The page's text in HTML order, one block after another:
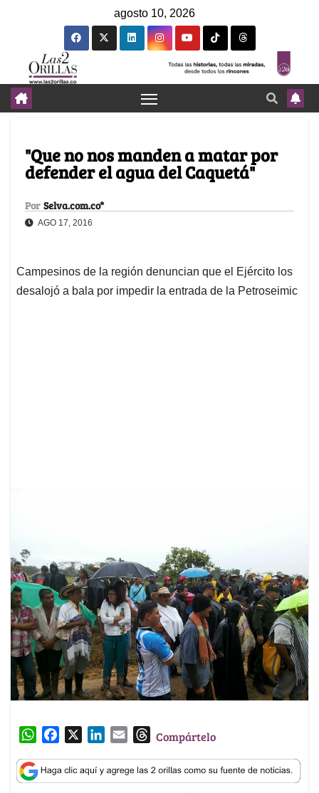
agosto 10, 2026
"Que no nos manden a matar por
defender el agua del Caquetá"
Por Selva.com.co*
AGO 17, 2016
Campesinos de la región denuncian que el Ejército los
desalojó a bala por impedir la entrada de la Petroseimic
W
a
t
c
e
n
k
a
i
T
r
e
Compártelo